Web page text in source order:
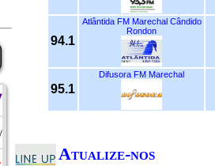
94.1
Atlântida FM Marechal Cândido
Rondon
95.1
Difusora FM Marechal
Atualize-nos